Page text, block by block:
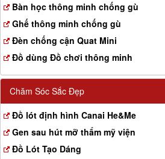
Bàn học thông minh chống gù
Ghế thông minh chống gù
Đèn chống cận Quat Mini
Đồ dùng Đồ chơi thông minh
Chăm Sóc Sắc Đẹp
Đồ lót định hình Canai He&Me
Gen sau hút mỡ thẩm mỹ viện
Đồ Lót Tạo Dáng